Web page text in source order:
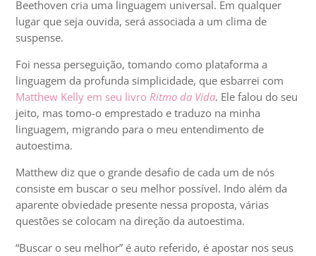
Beethoven cria uma linguagem universal. Em qualquer
lugar que seja ouvida, será associada a um clima de
suspense.
Foi nessa perseguição, tomando como plataforma a
linguagem da profunda simplicidade, que esbarrei com
Matthew Kelly em seu livroRitmo da Vida. Ele falou do seu
jeito, mas tomo-o emprestado e traduzo na minha
linguagem, migrando para o meu entendimento de
autoestima.
Matthew diz que o grande desafio de cada um de nós
consiste em buscar o seu melhor possível. Indo além da
aparente obviedade presente nessa proposta, várias
questões se colocam na direção da autoestima.
“Buscar o seu melhor” é auto referido, é apostar nos seus